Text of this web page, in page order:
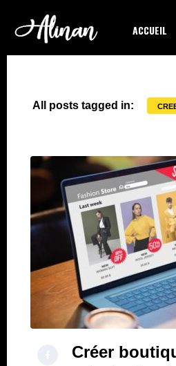
ACCUEIL
All posts tagged in:
Créer